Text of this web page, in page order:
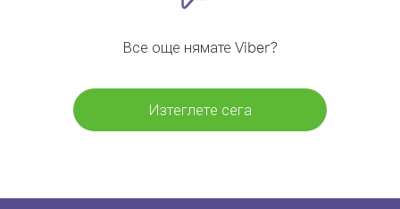
Все още нямате Viber?
Изтеглете сега